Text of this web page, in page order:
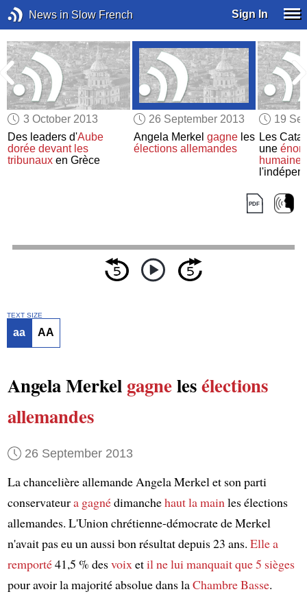
News in Slow French Sign In
3 October 2013
Des leaders d'Aube
dorée devant les
tribunaux en Grèce
26 September 2013
Angela Merkel gagneles
élections allemandes
19
Les
une
humaine
TEXT SIZE
aa AA
Angela Merkel gagnelesélections
allemandes
26 September 2013
La chancelière allemande Angela Merkel et son parti
conservateura gagnédimanchehaut la mainles élections
allemandes. L'Union chrétienne-démocrate de Merkel
n'avait pas eu un aussi bon résultat depuis 23 ans. Elle a
remporté41,5 % desvoixetil ne lui manquait que 5 sièges
pour avoir la majorité absolue dans laChambre Basse.